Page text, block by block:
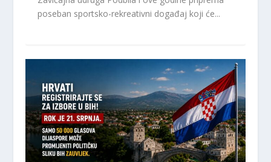
poseban sportsko-rekreativni događaj koji će...